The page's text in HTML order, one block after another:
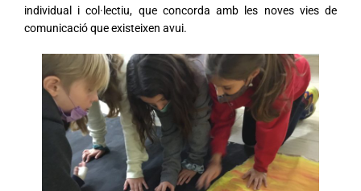
individual i col·lectiu, que concorda amb les noves vies de
comunicació que existeixen avui.